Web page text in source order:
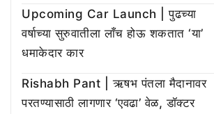
Upcoming Car Launch | पुढच्या
वर्षाच्या सुरुवातीला लाँच होऊ शकतात ‘या’
धमाकेदार कार
Rishabh Pant | ऋषभ पंतला मैदानावर
परतण्यासाठी लागणार ‘एवढा’ वेळ, डॉक्टर